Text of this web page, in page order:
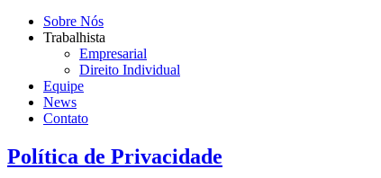
Sobre Nós
Trabalhista
Empresarial
Direito Individual
Equipe
News
Contato
Política de Privacidade